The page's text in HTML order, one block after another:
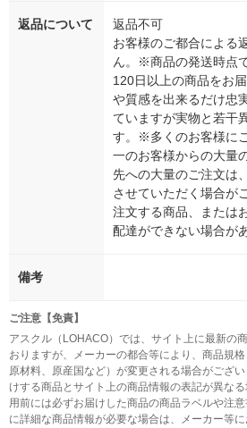
返品について
返品不可
お客様のご都合による
ん。※商品の発送時点
120日以上の商品をお
や質感を出来るだけ忠
ていますが実物と若干
す。※多くのお客様に
一のお客様からの大量
先への大量のご注文は
させていただく場合が
注文する商品、または
配達ができない場合が
備考
ご注意【免責】
アスクル（LOHACO）では、サイト上に最新の
おりますが、メーカーの都合等により、商品規格
原材料、原産国など）が変更される場合がござ
けする商品とサイト上の商品情報の表記が異な
用前には必ずお届けした商品の商品ラベルや注
に詳細な商品情報が必要な場合は、メーカー等に